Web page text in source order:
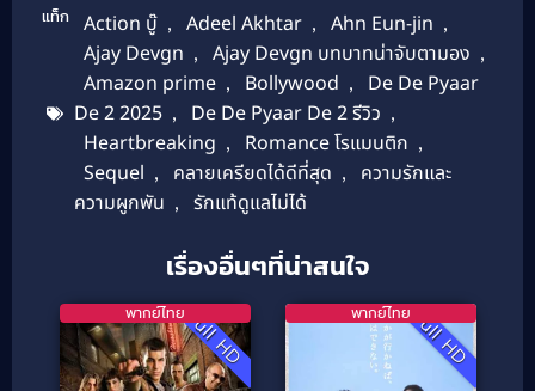
แท็ก Action บู๊ , Adeel Akhtar , Ahn Eun-jin ,
Ajay Devgn , Ajay Devgn บทบาทน่าจับตามอง ,
Amazon prime , Bollywood ,
De De Pyaar
De 2 2025 , De De Pyaar De 2 รีวิว ,
Heartbreaking , Romance โรแมนติก ,
Sequel , คลายเครียดได้ดีที่สุด ,
ความรักและ
ความผูกพัน , รักแท้ดูแลไม่ได้
เรื่องอื่นๆที่น่าสนใจ
Full HD
พากย์ไทย Full HD
พากย์ไทย